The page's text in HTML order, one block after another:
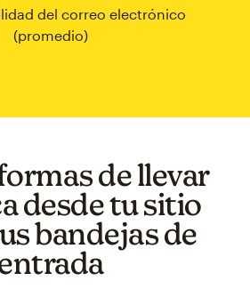
del correo electrónico
(promedio)
de llevar
desde tu sitio
bandejas de